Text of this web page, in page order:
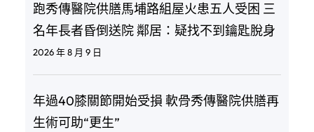
跑秀傳醫院供膳馬埔路組屋火患五人受困 三
名年長者昏倒送院 鄰居：疑找不到鑰匙脫身
2026 年 8 月 9 日
年過40膝關節開始受損 軟骨秀傳醫院供膳再
生術可助“更生”